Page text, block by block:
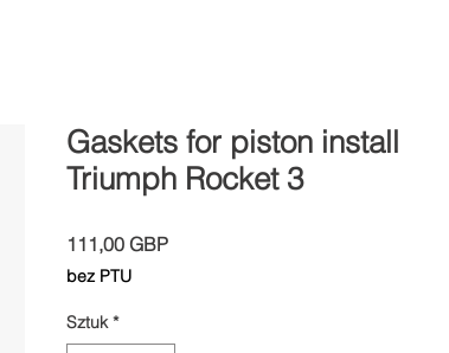
Gaskets for piston install
Triumph Rocket 3
111,00 GBPCena
bez PTU
Sztuk *